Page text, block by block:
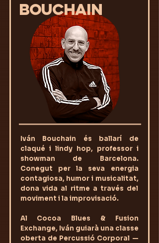
BOUCHAIN
Iván Bouchain és ballarí de
claqué i lindy hop, professor i
showman de Barcelona.
Conegut per la seva energia
contagiosa, humor i musicalitat,
dona vida al ritme a través del
moviment i la improvisació.
Al Cocoa Blues & Fusion
Exchange, Iván guiarà una classe
oberta de Percussió Corporal —